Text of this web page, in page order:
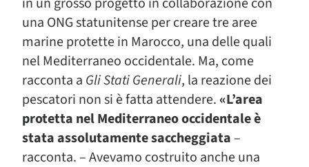
una ONG statunitense per creare tre aree
marine protette in Marocco, una delle quali
nel Mediterraneo occidentale. Ma, come
racconta a Gli Stati Generali, la reazione dei
pescatori non si è fatta attendere. «L’area
protetta nel Mediterraneo occidentale è
stata assolutamente saccheggiata –
racconta. – Avevamo costruito anche una